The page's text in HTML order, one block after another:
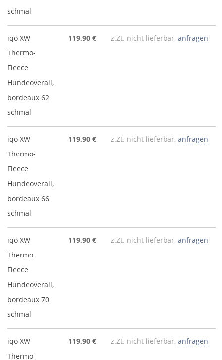
schmal
iqo XW
Thermo-
Fleece
Hundeoverall,
bordeaux 62
schmal
119,90 € z.Zt. nicht lieferbar, anfragen
iqo XW
Thermo-
Fleece
Hundeoverall,
bordeaux 66
schmal
119,90 € z.Zt. nicht lieferbar, anfragen
iqo XW
Thermo-
Fleece
Hundeoverall,
bordeaux 70
schmal
119,90 € z.Zt. nicht lieferbar, anfragen
iqo XW
Thermo-
119,90 € z.Zt. nicht lieferbar, anfragen